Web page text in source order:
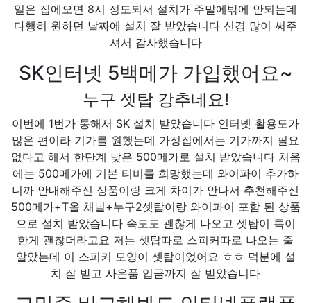
일은 집에오면 8시 정도되서 설치가 주말에밖에 안되는데
다행히 원하던 날짜에 설치 잘 받았습니다 신경 많이 써주
셔서 감사했습니다
SK인터넷 5백메가 가입했어요~
누구 셋탑 강추네요!
이번에 1번가 통해서 SK 설치 받았습니다 인터넷 활용도가
많은 편이라 기가를 원했는데 가정집에서는 기가까지 필요
없다고 해서 한단계 낮은 500메가로 설치 받았습니다 처음
에는 500메가에 기본 티비를 희망했는데 와이파이 추가하
니까 안내해주신 상품이랑 크게 차이가 안나서 추천해주신
500메가+T올 채널+누구2셋탑이랑 와이파이 포함 된 상품
으로 설치 받았습니다 속도도 괜찮게 나오고 셋탑이 특이
한게 괜찮더라고요 저는 셋탑따로 스피커따로 나오는 줄
알았는데 이 스피커 모양이 셋탑이었어요 ㅎㅎ 덕분에 설
치 잘 받고 사은품 입금까지 잘 받았습니다